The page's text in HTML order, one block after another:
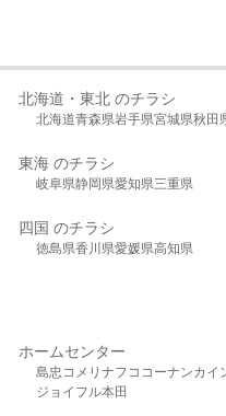
北海道・東北 のチラシ
北海道青森県岩手県宮城県秋田
東海 のチラシ
岐阜県静岡県愛知県三重県
四国 のチラシ
徳島県香川県愛媛県高知県
ホームセンター
島忠 コメリ ナフコ コーナンカイ
ジョイフル本田